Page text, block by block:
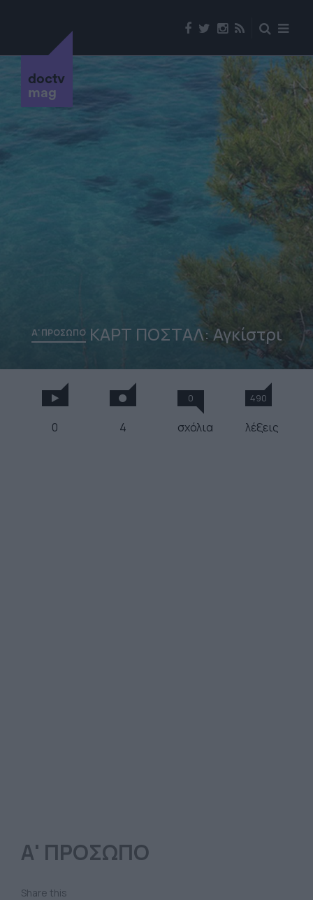
doctv
mag
Α' ΠΡΟΣΩΠΟΚΑΡΤ ΠΟΣΤΑΛ: Αγκίστρι
0 4
0
σχόλια
490
λέξεις
Α' ΠΡΟΣΩΠΟ
Share this